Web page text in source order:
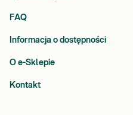
FAQ
Informacja o dostępności
O e-Sklepie
Kontakt